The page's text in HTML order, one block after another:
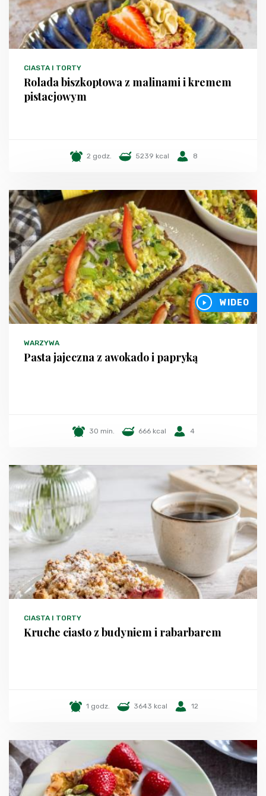
CIASTA I TORTY
Rolada biszkoptowa z malinami i kremem
pistacjowym
2 godz. 5239 kcal 8
WIDEO
WARZYWA
Pasta jajeczna z awokado i papryką
30 min. 666 kcal 4
CIASTA I TORTY
Kruche ciasto z budyniem i rabarbarem
1 godz. 3643 kcal 12